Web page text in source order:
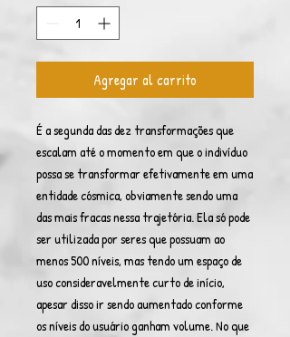
Agregar al carrito
É a segunda das dez transformações que
escalam até o momento em que o indivíduo
possa se transformar efetivamente em uma
entidade cósmica, obviamente sendo uma
das mais fracas nessa trajetória. Ela só pode
ser utilizada por seres que possuam ao
menos 500 níveis, mas tendo um espaço de
uso consideravelmente curto de início,
apesar disso ir sendo aumentado conforme
os níveis do usuário ganham volume. No que